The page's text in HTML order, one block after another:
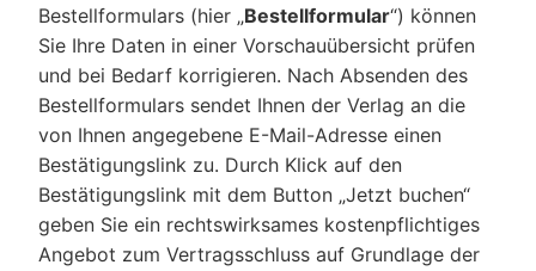
Bestellformulars (hier „Bestellformular“) können
Sie Ihre Daten in einer Vorschauübersicht prüfen
und bei Bedarf korrigieren. Nach Absenden des
Bestellformulars sendet Ihnen der Verlag an die
von Ihnen angegebene E-Mail-Adresse einen
Bestätigungslink zu. Durch Klick auf den
Bestätigungslink mit dem Button „Jetzt buchen“
geben Sie ein rechtswirksames kostenpflichtiges
Angebot zum Vertragsschluss auf Grundlage der